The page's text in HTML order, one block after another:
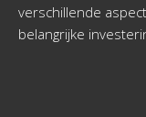
verschillende
belangrijke